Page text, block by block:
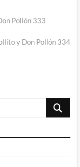
Pollón 333
y Don Pollón 334
Buscar